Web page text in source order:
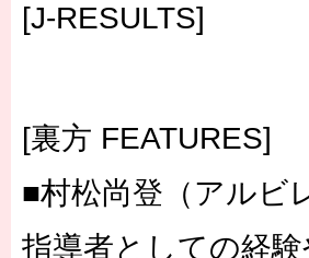
[J-RESULTS]
[裏方 FEATURES]
■村松尚登（アルビ
指導者としての経